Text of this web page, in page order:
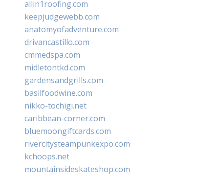
allin1roofing.com
keepjudgewebb.com
anatomyofadventure.com
drivancastillo.com
cmmedspa.com
midletontkd.com
gardensandgrills.com
basilfoodwine.com
nikko-tochigi.net
caribbean-corner.com
bluemoongiftcards.com
rivercitysteampunkexpo.com
kchoops.net
mountainsideskateshop.com